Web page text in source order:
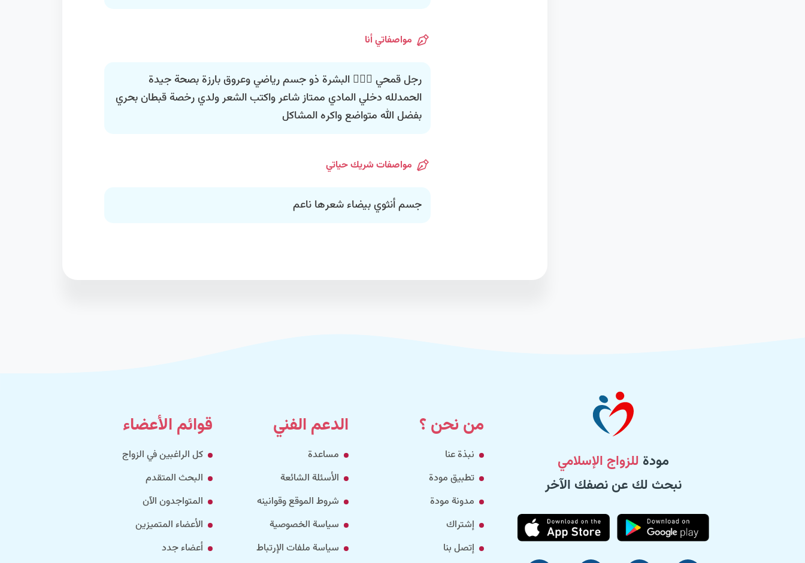
مواصفاتي أنا
رجل قمحي 🤦🏽‍♂️ البشرة ذو جسم رياضي وعروق بارزة بصحة جيدة
الحمدلله دخلي المادي ممتاز شاعر واكتب الشعر ولدي رخصة قبطان بحري
بفضل الله متواضع واكره المشاكل
مواصفات شريك حياتي
جسم أنثوي بيضاء شعرها ناعم
مودة للزواج الإسلامي
نبحث لك عن نصفك الآخر
من نحن ؟
نبذة عنا
تطبيق مودة
مدونة مودة
إشتراك
إتصل بنا
الدعم الفني
مساعدة
الأسئلة الشائعة
شروط الموقع وقوانينه
سياسة الخصوصية
سياسة ملفات الإرتباط
قوائم الأعضاء
كل الراغبين في الزواج
البحث المتقدم
المتواجدون الآن
الأعضاء المتميزين
أعضاء جدد